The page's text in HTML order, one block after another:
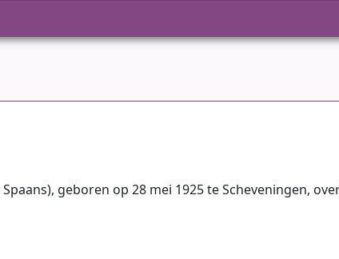
geboren op 28 mei 1925 te Scheveningen,